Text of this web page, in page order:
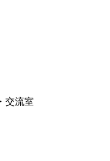
交流室